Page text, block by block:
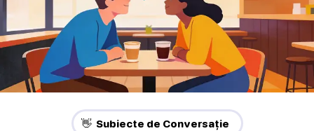
👋 Subiecte de Conversație